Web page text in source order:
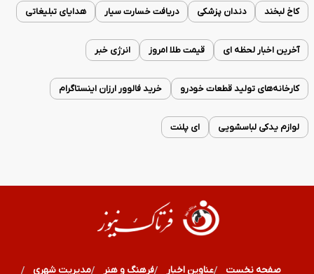
کاخ لبخند دندان پزشکی دریافت خسارت سیار هدایای تبلیغاتی
آخرین اخبار لحظه ای قیمت طلا امروز انرژی خبر
کارخانه‌های تولید قطعات خودرو خرید فالوور ارزان اینستاگرام
لوازم یدکی لباسشویی ای پلنت
صفحه نخست عناوین اخبار فرهنگ و هنر مدیریت شهری